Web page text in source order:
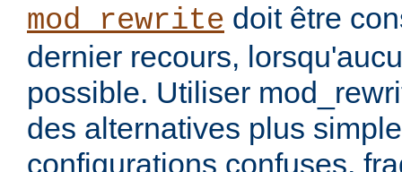
mod_rewrite doit être
dernier recours,
possible. Utiliser
des alternatives plus
configurations confuses,